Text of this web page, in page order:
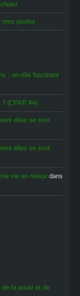
mes poules
: un rôle fascinant
(CPAP #4)
elles se sont
elles se sont
vie en mieux dans
de la poule et de